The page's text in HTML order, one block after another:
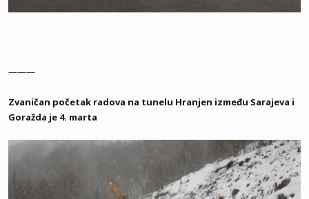
———
Zvaničan početak radova na tunelu Hranjen između Sarajeva i
Goražda je 4. marta